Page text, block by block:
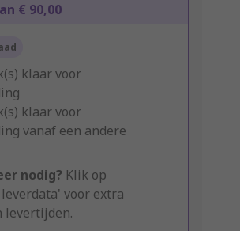
€ 90,00
klaar voor
klaar voor
vanaf een andere
nodig? Klik op
voor extra
levertijden.